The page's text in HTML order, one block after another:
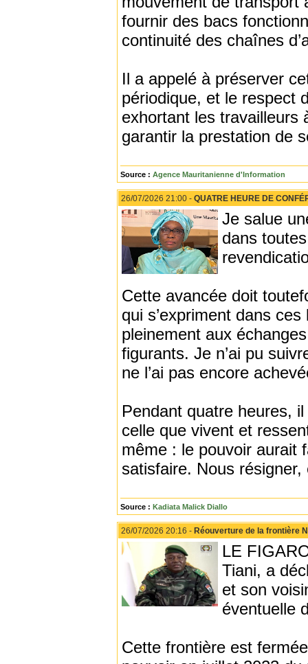
fournir des bacs
continuité des chaînes
Il a appelé à préserver
périodique, et le respect
exhortant les travailleurs
garantir la prestation de
Source : Agence Mauritanienne d'Information
26/07/2026 21:00 - QUATRE HEURE DE
Je salue
dans
Cette avancée doit
qui s’expriment dans
pleinement aux
figurants. Je n’ai pu
ne l’ai pas encore
Pendant quatre heures,
celle que vivent et
même : le pouvoir aurait
satisfaire. Nous
Source : Kadiata Malick Diallo
26/07/2026 20:16 - Réouverture de la frontière
LE
Tiani, a
et son
éventuelle
Cette frontière est